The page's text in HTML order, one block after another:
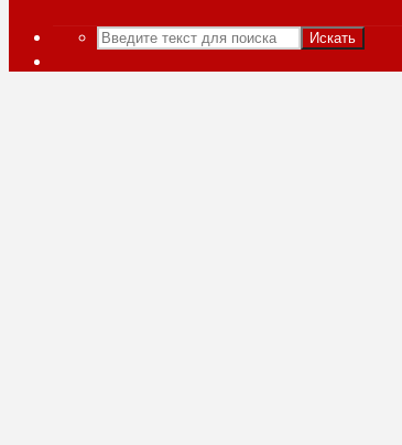
Искать